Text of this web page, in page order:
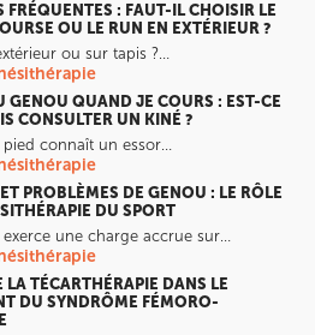
FRÉQUENTES : FAUT-IL CHOISIR LE
OU LE RUN EN EXTÉRIEUR ?
ou sur tapis ?…
GENOU QUAND JE COURS : EST-CE
CONSULTER UN KINÉ ?
pied connaît un essor…
PROBLÈMES DE GENOU : LE RÔLE
DU SPORT
exerce une charge accrue sur…
LA TÉCARTHÉRAPIE DANS LE
DU SYNDRÔME FÉMORO-